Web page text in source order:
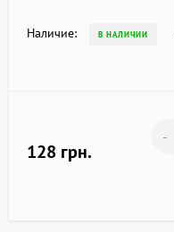
Наличие: В НАЛИЧИИ
128 грн.
-